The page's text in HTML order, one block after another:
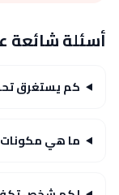
أسئلة شائعة
كم يستغرق
ما هي مكونات